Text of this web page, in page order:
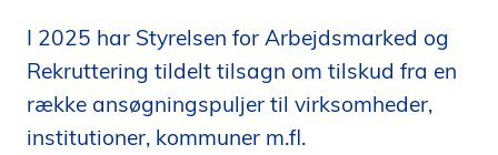
s
i
d
e
I 2025 har Styrelsen for Arbejdsmarked og
Rekruttering tildelt tilsagn om tilskud fra en
række ansøgningspuljer til virksomheder,
institutioner, kommuner m.fl.